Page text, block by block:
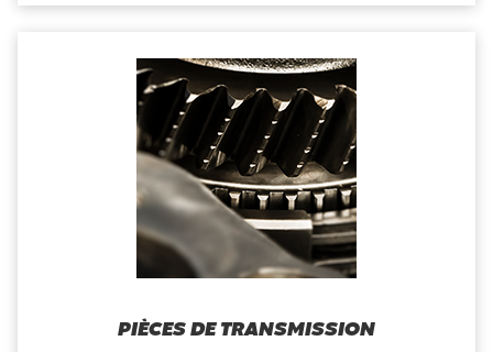
PIÈCES DE TRANSMISSION